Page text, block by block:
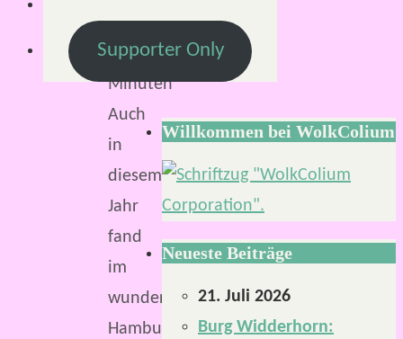
Lesezeit:
2
Minuten
Auch
in
diesem
Jahr
fand
im
wunderschönen
Hamburg
Supporter Only
Willkommen bei WolkColium
Neueste Beiträge
21. Juli 2026
Burg Widderhorn: